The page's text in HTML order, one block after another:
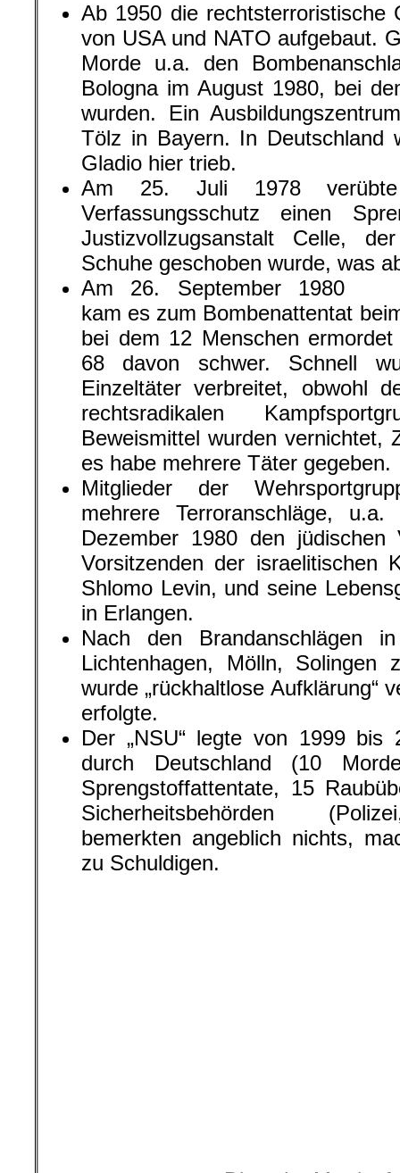
Ab 1950 die rechtsterroristische
von USA und NATO aufgebaut.
Morde u.a. den
Bologna im August 1980, bei
wurden. Ein
Tölz in Bayern. In Deutschland
Gladio hier trieb.
Am 25. Juli 1978 verübte
Verfassungsschutz einen
Justizvollzugsanstalt Celle,
Schuhe geschoben wurde, was
Am 26. September 1980
kam es zum Bombenattentat
bei dem 12 Menschen
68 davon schwer. Schnell
Einzeltäter verbreitet, obwohl
rechtsradikalen
Beweismittel wurden vernichtet,
es habe mehrere Täter gegeben.
Mitglieder der
mehrere Terroranschläge,
Dezember 1980 den jüdischen
Vorsitzenden der israelitischen
Shlomo Levin, und seine
in Erlangen.
Nach den Brandanschlägen
Lichtenhagen, Mölln, Solingen
wurde „rückhaltlose Aufklärung“
erfolgte.
Der „NSU“ legte von 1999 bis
durch Deutschland (10
Sprengstoffattentate, 15
Sicherheitsbehörden
bemerkten angeblich nichts,
zu Schuldigen.